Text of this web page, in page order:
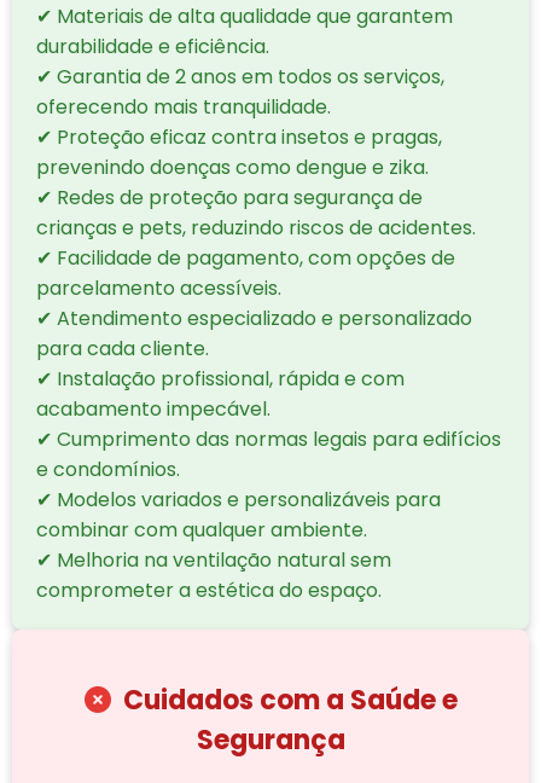
✔ Materiais de alta qualidade que garantem
durabilidade e eficiência.
✔ Garantia de 2 anos em todos os serviços,
oferecendo mais tranquilidade.
✔ Proteção eficaz contra insetos e pragas,
prevenindo doenças como dengue e zika.
✔ Redes de proteção para segurança de
crianças e pets, reduzindo riscos de acidentes.
✔ Facilidade de pagamento, com opções de
parcelamento acessíveis.
✔ Atendimento especializado e personalizado
para cada cliente.
✔ Instalação profissional, rápida e com
acabamento impecável.
✔ Cumprimento das normas legais para edifícios
e condomínios.
✔ Modelos variados e personalizáveis para
combinar com qualquer ambiente.
✔ Melhoria na ventilação natural sem
comprometer a estética do espaço.
Cuidados com a Saúde e
Segurança